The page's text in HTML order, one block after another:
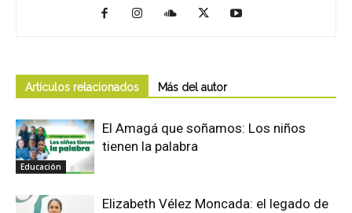
Artículos relacionados Más del autor
Educación
El Amagá que soñamos: Los niños
tienen la palabra
Elizabeth Vélez Moncada: el legado de